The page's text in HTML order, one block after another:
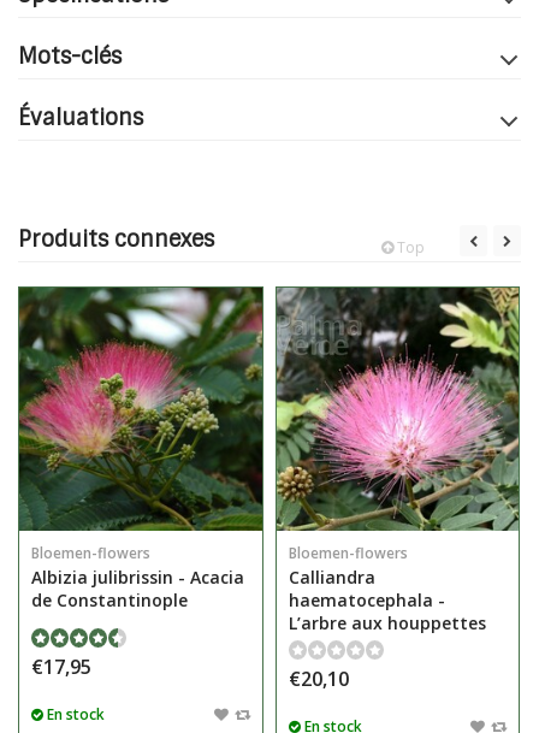
Mots-clés
Évaluations
Produits connexes Top
Bloemen-flowers
Albizia julibrissin - Acacia
de Constantinople
€17,95
En stock
Bloemen-flowers
Calliandra
haematocephala -
L’arbre aux houppettes
€20,10
En stock